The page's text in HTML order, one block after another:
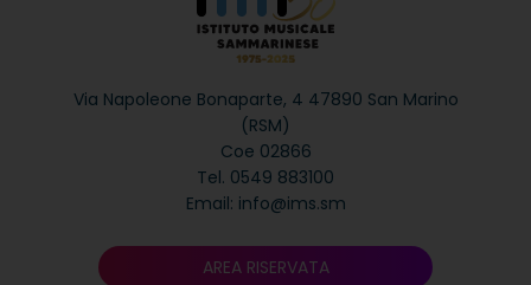
Via Napoleone Bonaparte, 4 47890 San Marino
(RSM)
Coe 02866
Tel. 0549 883100
Email: info@ims.sm
AREA RISERVATA